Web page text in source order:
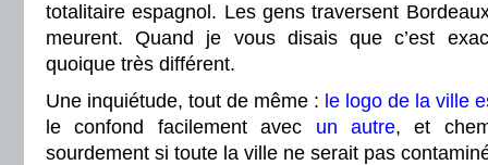
totalitaire espagnol. Les gens traversent
meurent. Quand je vous disais que c’est
quoique très différent.
Une inquiétude, tout de même : le logo de la ville
le confond facilement avec un autre, et
sourdement si toute la ville ne serait pas